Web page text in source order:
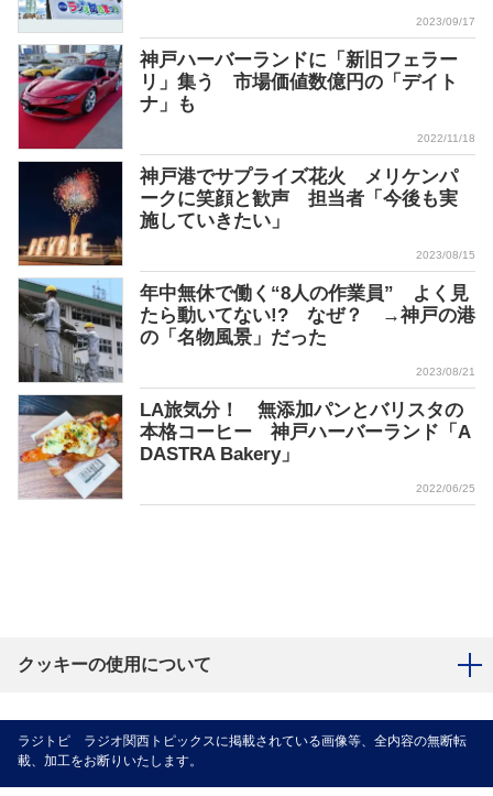
2023/09/17
神戸ハーバーランドに「新旧フェラー
リ」集う 市場価値数億円の「デイト
ナ」も
2022/11/18
神戸港でサプライズ花火 メリケンパ
ークに笑顔と歓声 担当者「今後も実
施していきたい」
2023/08/15
年中無休で働く“8人の作業員” よく見
たら動いてない!? なぜ？ →神戸の港
の「名物風景」だった
2023/08/21
LA旅気分！ 無添加パンとバリスタの
本格コーヒー 神戸ハーバーランド「A
DASTRA Bakery」
2022/06/25
クッキーの使用について
ラジトピ ラジオ関西トピックスに掲載されている画像等、全内容の無断転
載、加工をお断りいたします。